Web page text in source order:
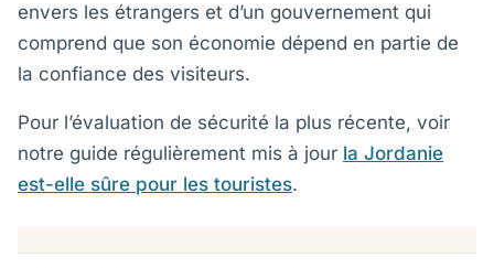
envers les étrangers et d’un gouvernement qui
comprend que son économie dépend en partie de
la confiance des visiteurs.
Pour l’évaluation de sécurité la plus récente, voir
notre guide régulièrement mis à jour la Jordanie
est-elle sûre pour les touristes.